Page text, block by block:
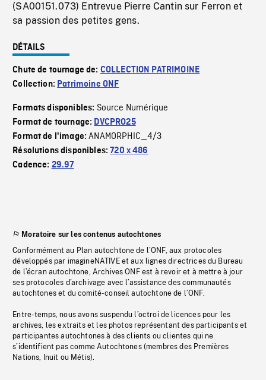
(SA00151.073) Entrevue Pierre Cantin sur Ferron et
sa passion des petites gens.
DÉTAILS
Chute de tournage de: COLLECTION PATRIMOINE
Collection: Patrimoine ONF
Formats disponibles: Source Numérique
Format de tournage: DVCPRO25
Format de l'image:ANAMORPHIC_4/3
Résolutions disponibles:720 x 486
Cadence: 29.97
Moratoire sur les contenus autochtones
Conformément au Plan autochtone de l’ONF, aux protocoles
développés par imagineNATIVE et aux lignes directrices du Bureau
de l’écran autochtone, Archives ONF est à revoir et à mettre à jour
ses protocoles d’archivage avec l’assistance des communautés
autochtones et du comité-conseil autochtone de l’ONF.
Entre-temps, nous avons suspendu l’octroi de licences pour les
archives, les extraits et les photos représentant des participants et
participantes autochtones à des clients ou clientes qui ne
s’identifient pas comme Autochtones (membres des Premières
Nations, Inuit ou Métis).